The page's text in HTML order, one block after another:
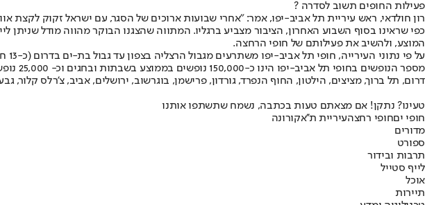
פעילות החופים תשוב לסדרה ?
רון חולדאי, ראש עיריית תל אביב-יפו, אמר: "אחרי שבועות ארוכים של הסגר, עם ישראל זקוק לקצת
כפי שראינו בסוף השבוע האחרון, הציבור מצביע ברגליו. המתווה שהצגנו הבוקר מהווה מודל
המוצע, ולהשיב את פעילותם של חופי הרחצה.
מספר
דרום, תל ברוך, מציצים, הילטון, החוף הנפרד, גורדון, פרישמן, בוגרשוב, ירושלים, אביב, צ'רלס קלור,
טעינו? נתקן! אם מצאתם טעות בכתבה, נשמח שתשתפו אותנו
חופי יםחופי רחצהעיריית ת''אקורונה
מדורים
ספורט
תרבות ובידור
לייף סטייל
אוכל
תיירות